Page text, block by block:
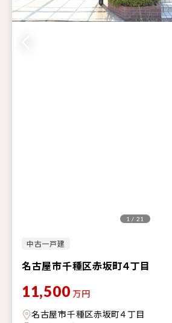
中古一戸建
名古屋市千種区赤坂町４丁目
1 / 21
11,500 万円
名古屋市千種区赤坂町４丁目